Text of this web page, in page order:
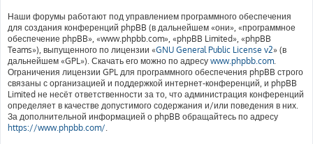
Наши форумы работают под управлением программного обеспечения
для создания конференций phpBB (в дальнейшем «они», «программное
обеспечение phpBB», «www.phpbb.com», «phpBB Limited», «phpBB
Teams»), выпущенного по лицензии «GNU General Public License v2» (в
дальнейшем «GPL»). Скачать его можно по адресу www.phpbb.com.
Ограничения лицензии GPL для программного обеспечения phpBB строго
связаны с организацией и поддержкой интернет-конференций, и phpBB
Limited не несёт ответственности за то, что администрация конференций
определяет в качестве допустимого содержания и/или поведения в них.
За дополнительной информацией о phpBB обращайтесь по адресу
https://www.phpbb.com/.